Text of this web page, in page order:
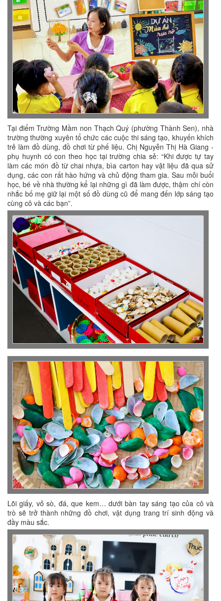
Tại điểm Trường Mầm non Thạch Quý (phường Thành Sen), nhà
trường thường xuyên tổ chức các cuộc thi sáng tạo, khuyến khích
trẻ làm đồ dùng, đồ chơi từ phế liệu. Chị Nguyễn Thị Hà Giang -
phụ huynh có con theo học tại trường chia sẻ: “Khi được tự tay
làm các món đồ từ chai nhựa, bìa carton hay vật liệu đã qua sử
dụng, các con rất hào hứng và chủ động tham gia. Sau mỗi buổi
học, bé về nhà thường kể lại những gì đã làm được, thậm chí còn
nhắc bố mẹ giữ lại một số đồ dùng cũ để mang đến lớp sáng tạo
cùng cô và các bạn”.
Lõi giấy, vỏ sò, đá, que kem… dưới bàn tay sáng tạo của cô và
trò sẽ trở thành những đồ chơi, vật dụng trang trí sinh động và
đầy màu sắc.